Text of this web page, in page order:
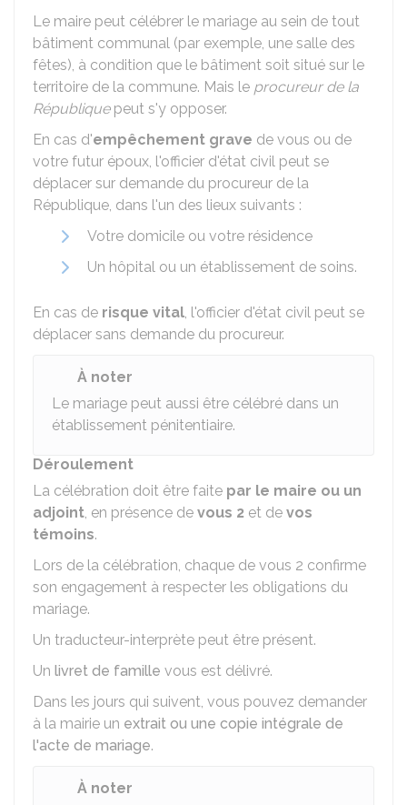
Le maire peut célébrer le mariage au sein de tout
bâtiment communal (par exemple, une salle des
fêtes), à condition que le bâtiment soit situé sur le
territoire de la commune. Mais le procureur de la
Républiquepeut s'y opposer.
En cas d'empêchement grave de vous ou de
votre futur époux, l'officier d'état civil peut se
déplacer sur demande du procureur de la
République, dans l'un des lieux suivants :
Votre domicile ou votre résidence
Un hôpital ou un établissement de soins.
En cas de risque vital, l'officier d'état civil peut se
déplacer sans demande du procureur.
À noter
Le mariage peut aussi être célébré dans un
établissement pénitentiaire.
Déroulement
La célébration doit être faite par le maire ou un
adjoint, en présence de vous 2 et de vos
témoins.
Lors de la célébration, chaque de vous 2 confirme
son engagement à respecter les obligations du
mariage.
Un traducteur-interprète peut être présent.
Un livret de famille vous est délivré.
Dans les jours qui suivent, vous pouvez demander
à la mairie un extrait ou une copie intégrale de
l'acte de mariage.
À noter